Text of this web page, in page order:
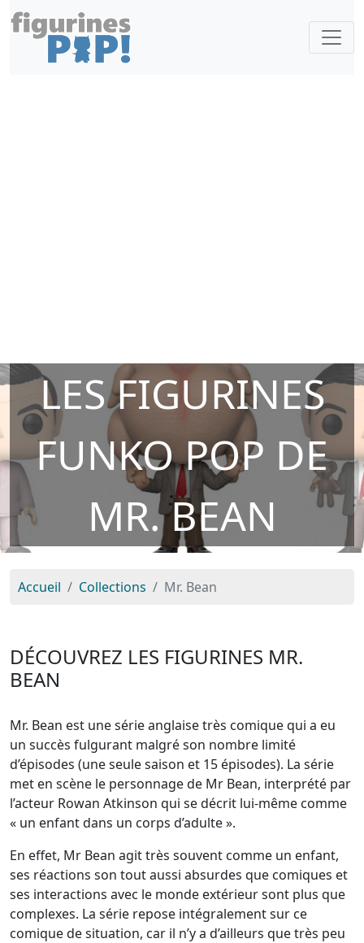
LES FIGURINES
FUNKO POP DE
MR. BEAN
Accueil Collections Mr. Bean
DÉCOUVREZ LES FIGURINES MR.
BEAN
Mr. Bean est une série anglaise très comique qui a eu
un succès fulgurant malgré son nombre limité
d’épisodes (une seule saison et 15 épisodes). La série
met en scène le personnage de Mr Bean, interprété par
l’acteur Rowan Atkinson qui se décrit lui-même comme
« un enfant dans un corps d’adulte ».
En effet, Mr Bean agit très souvent comme un enfant,
ses réactions son tout aussi absurdes que comiques et
ses interactions avec le monde extérieur sont plus que
complexes. La série repose intégralement sur ce
comique de situation, car il n’y a d’ailleurs que très peu